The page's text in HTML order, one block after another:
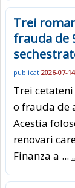
Trei
frauda de
publicat 2026-07-
Trei
o frauda de
Acestia
renovari
Finanza a ...